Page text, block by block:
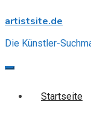
to
artistsite.de
Die Künstler-
Startseite